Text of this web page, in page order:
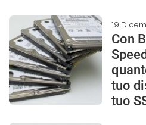
19
Con
tuo
tuo